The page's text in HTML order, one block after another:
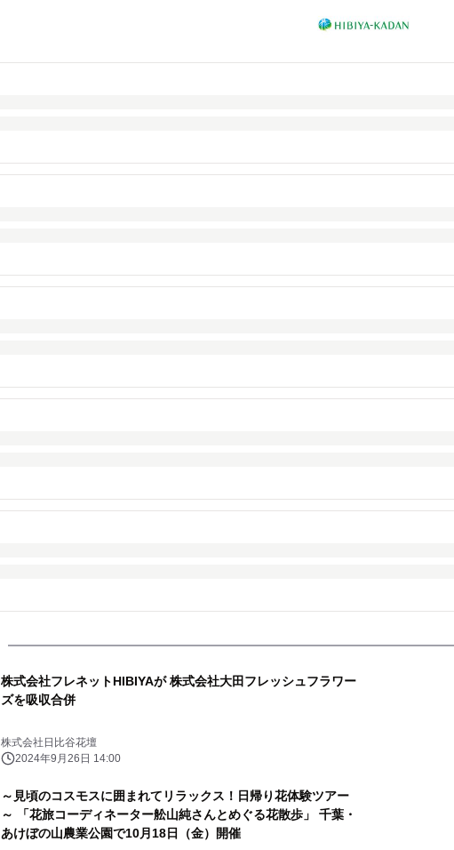
株式会社フレネットHIBIYAが 株式会社大田フレッシュフラワー
ズを吸収合併
株式会社日比谷花壇
2024年9月26日 14:00
～見頃のコスモスに囲まれてリラックス！日帰り花体験ツアー
～ 「花旅コーディネーター舩山純さんとめぐる花散歩」 千葉・
あけぼの山農業公園で10月18日（金）開催